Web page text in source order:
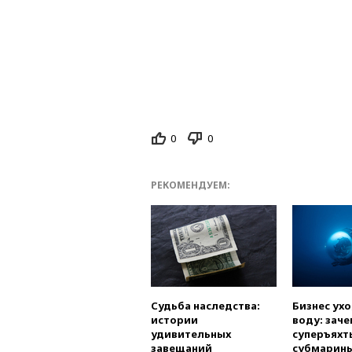
0 0
РЕКОМЕНДУЕМ:
Судьба наследства:
истории
удивительных
завещаний
Бизнес
воду: